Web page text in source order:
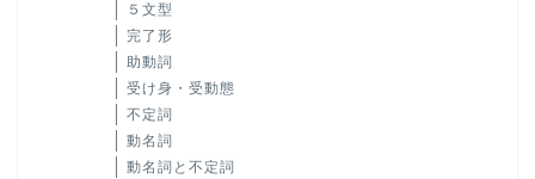
５文型
完了形
助動詞
受け身・受動態
不定詞
動名詞
動名詞と不定詞